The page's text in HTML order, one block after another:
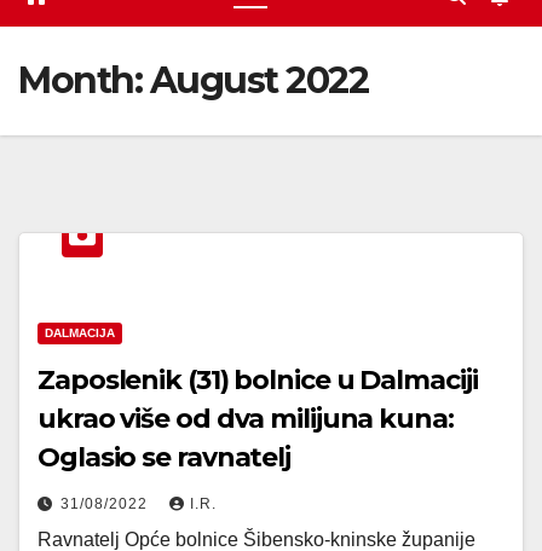
Month:August 2022
DALMACIJA
Zaposlenik (31) bolnice u Dalmaciji
ukrao više od dva milijuna kuna:
Oglasio se ravnatelj
31/08/2022 I.R.
Ravnatelj Opće bolnice Šibensko-kninske županije